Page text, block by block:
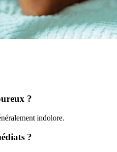
?
indolore.
?